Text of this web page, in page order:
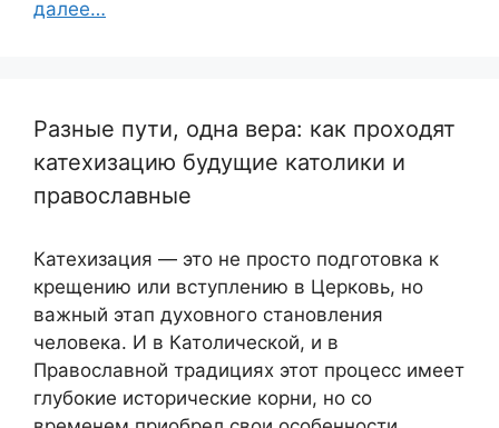
далее…
Разные пути, одна вера: как проходят
катехизацию будущие католики и
православные
Катехизация — это не просто подготовка к
крещению или вступлению в Церковь, но
важный этап духовного становления
человека. И в Католической, и в
Православной традициях этот процесс имеет
глубокие исторические корни, но со